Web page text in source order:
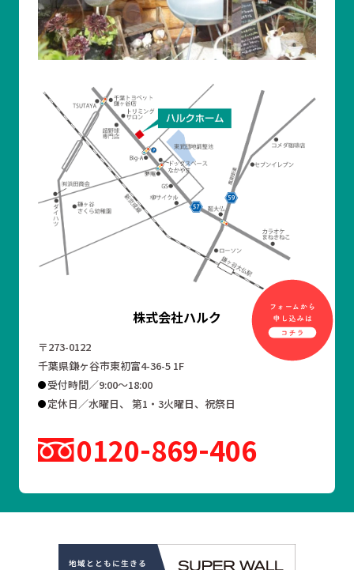
株式会社ハルク
〒273-0122
千葉県鎌ヶ谷市東初富4-36-5 1F
受付時間／9:00～18:00
定休日／水曜日、 第1・3火曜日、祝祭日
0120 869 406